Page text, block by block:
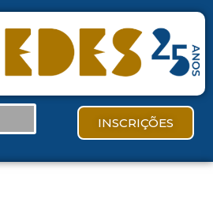
INSCRIÇÕES